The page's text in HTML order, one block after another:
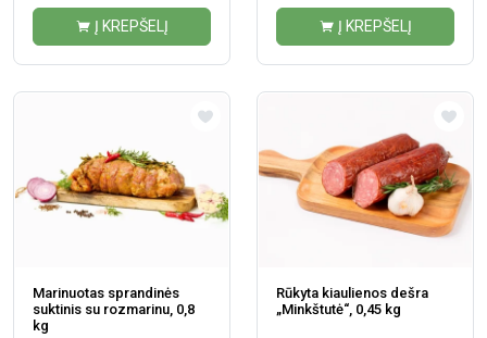
Į KREPŠELĮ Į KREPŠELĮ
Marinuotas sprandinės
suktinis su rozmarinu, 0,8
kg
Rūkyta kiaulienos dešra
„Minkštutė“, 0,45 kg